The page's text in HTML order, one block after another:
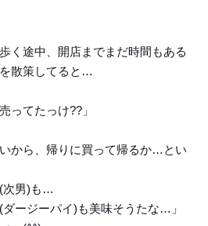
く途中、開店までまだ時間もある
散策してると…
ってたっけ??」
から、帰りに買って帰るか…とい
次男)も…
ダージーパイ)も美味そうたな…」